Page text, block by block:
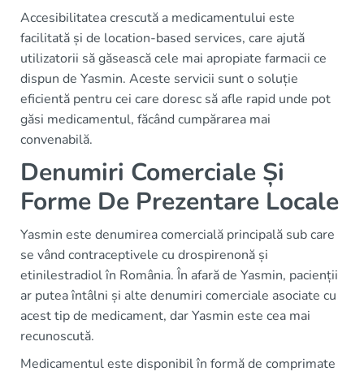
Accesibilitatea crescută a medicamentului este
facilitată și de location-based services, care ajută
utilizatorii să găsească cele mai apropiate farmacii ce
dispun de Yasmin. Aceste servicii sunt o soluție
eficientă pentru cei care doresc să afle rapid unde pot
găsi medicamentul, făcând cumpărarea mai
convenabilă.
Denumiri Comerciale Și
Forme De Prezentare Locale
Yasmin este denumirea comercială principală sub care
se vând contraceptivele cu drospirenonă și
etinilestradiol în România. În afară de Yasmin, pacienții
ar putea întâlni și alte denumiri comerciale asociate cu
acest tip de medicament, dar Yasmin este cea mai
recunoscută.
Medicamentul este disponibil în formă de comprimate